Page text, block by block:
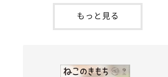
へも自由に行き来できるように、ドアは猫
が通れる程度に
ねこのきもち獣医師相談室の原駿太朗先生
には、実際に猫は甘噛みする相手を選んで
いるのか、その真相をお聞きします。約6
割の飼い主さんが「甘噛みする相手を選ん
もっと見る